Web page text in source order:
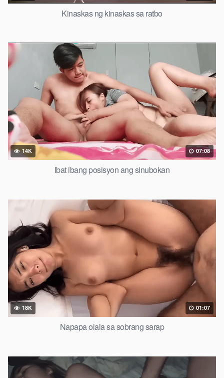
Kinaskas ng kinaskas sa ratbo
14K 07:08
Ibat ibang posisyon ang sinubokan
18K 01:07
Napapa olala sa sobrang sarap